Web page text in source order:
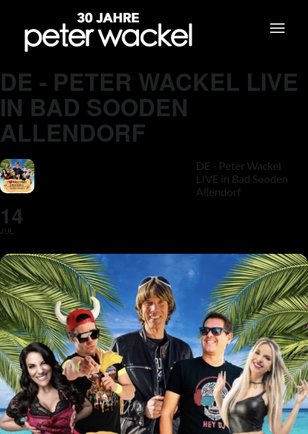
DE - PETER WACKEL LIVE
IN BAD SOODEN
ALLENDORF
14
JUL
DE - Peter Wackel
LIVE in Bad Sooden
Allendorf